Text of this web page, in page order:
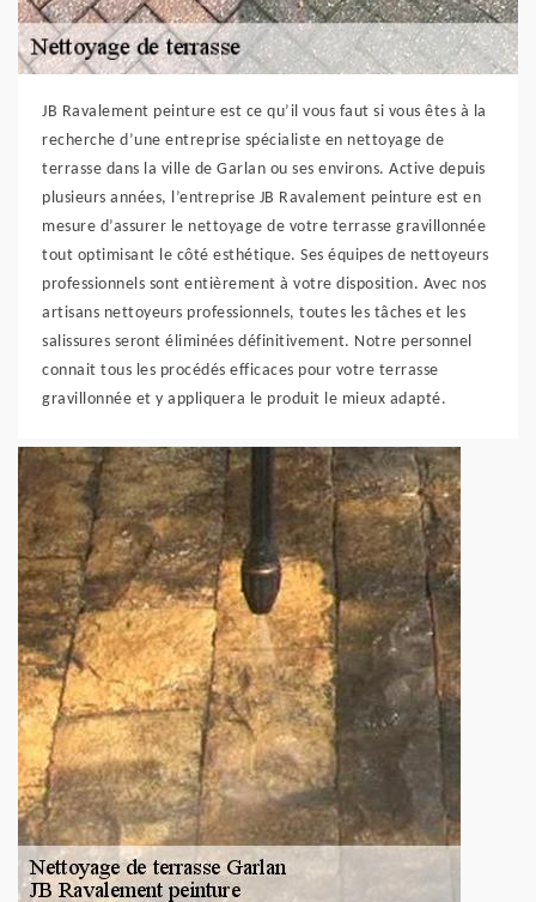
JB Ravalement peinture est ce qu’il vous faut si vous êtes à la
recherche d’une entreprise spécialiste en nettoyage de
terrasse dans la ville de Garlan ou ses environs. Active depuis
plusieurs années, l’entreprise JB Ravalement peinture est en
mesure d’assurer le nettoyage de votre terrasse gravillonnée
tout optimisant le côté esthétique. Ses équipes de nettoyeurs
professionnels sont entièrement à votre disposition. Avec nos
artisans nettoyeurs professionnels, toutes les tâches et les
salissures seront éliminées définitivement. Notre personnel
connait tous les procédés efficaces pour votre terrasse
gravillonnée et y appliquera le produit le mieux adapté.